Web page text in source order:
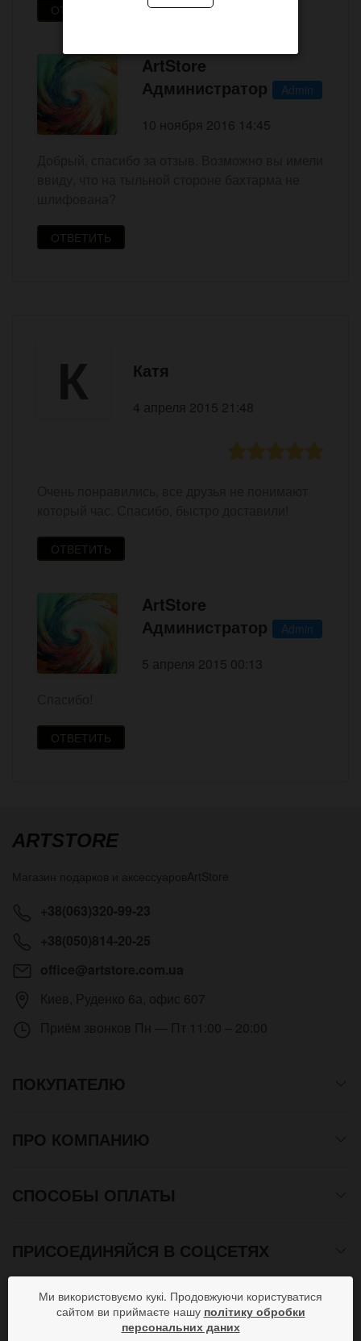
ОТВЕТИТЬ
ArtStore
Администратор
Admin
10 ноября 2016 14:45
ОТВЕТИТЬ
К Катя
4 апреля 2015 21:48
ОТВЕТИТЬ
ArtStore
Администратор
Admin
5 апреля 2015 00:13
ОТВЕТИТЬ
ARTSTORE
ПОКУПАТЕЛЮ
ПРО КОМПАНИЮ
СПОСОБЫ ОПЛАТЫ
ПРИСОЕДИНЯЙСЯ В СОЦСЕТЯХ
Copyright © 2012- 2026 Все права защищены. Магазин
подарков от дизайн студии ArtStore. Использование
Ми використовуємо кукі. Продовжуючи користуватися
сайтом ви приймаєте нашу політику обробки
персональних даних